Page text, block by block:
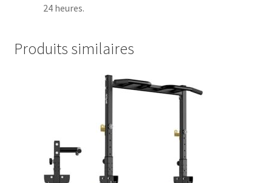
24 heures.
Produits similaires